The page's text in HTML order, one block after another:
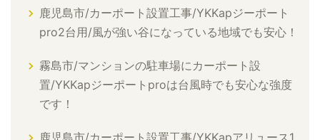
鹿児島市/カーポート設置工事/YKKapジーポート
pro2台用/風が強い谷になっている地域でも安心！
霧島市/マンションの駐車場にカーポート設
置/YKKapジーポートproは台風時でも安心な強度
です！